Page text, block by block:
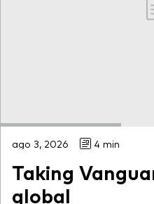
ago 3, 2026 4 min
Taking
global